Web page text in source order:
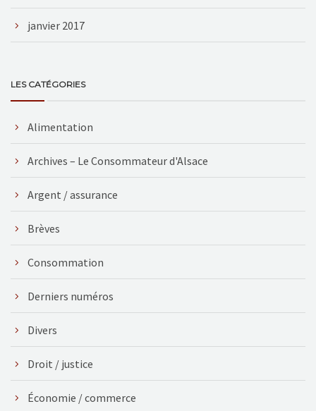
janvier 2017
LES CATÉGORIES
Alimentation
Archives – Le Consommateur d'Alsace
Argent / assurance
Brèves
Consommation
Derniers numéros
Divers
Droit / justice
Économie / commerce